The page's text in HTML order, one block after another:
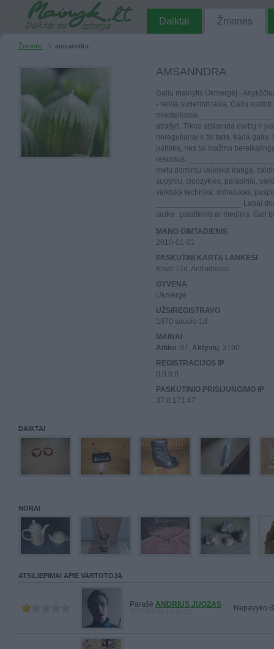
Daiktai Žmonės
Žmonės amsanndra
AMSANNDRA
Galiu mainytis Ukmergėj -
- reikia suderinti laiką. Galiu
atrašyti. Tikrai atsiranda darbų ir
nereguliariai ir tik tada, kada
patinka, nes tai mažina
resursus.
metu domintu vaikiska iranga,
supyniu, ciuozykles, palapiniu,
vaikiska technika: dviratukas,
____________________ Labai
lauke : plastikinis ar medinis. Gali
MANO GIMTADIENIS
2010-01-01
PASKUTINĮ KARTĄ LANKĖSI
Kovo 17d. Antradienis
GYVENA
Ukmergė
UŽSIREGISTRAVO
1970 sausio 1d.
MAINAI
Atliko: 97, Aktyvių: 3190
REGISTRACIJOS IP
0.0.0.0
PASKUTINIO PRISIJUNGIMO IP
37.0.171.47
DAIKTAI
NORAI
ATSILIEPIMAI APIE VARTOTOJĄ
Parašė ANDRIUS JUOZAS Nepavyko